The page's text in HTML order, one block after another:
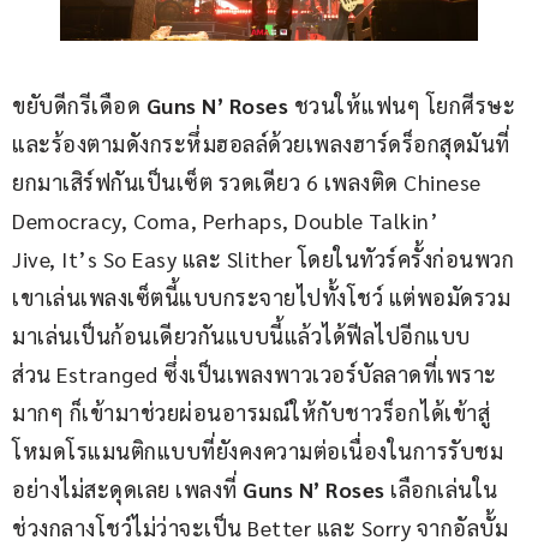
ขยับดีกรีเดือด Guns N’ Roses ชวนให้แฟนๆ โยกศีรษะ
และร้องตามดังกระหึ่มฮอลล์ด้วยเพลงฮาร์ดร็อกสุดมันที่
ยกมาเสิร์ฟกันเป็นเซ็ต รวดเดียว 6 เพลงติด Chinese
Democracy, Coma, Perhaps, Double Talkin’
Jive, It’s So Easy และ Slither โดยในทัวร์ครั้งก่อนพวก
เขาเล่นเพลงเซ็ตนี้แบบกระจายไปทั้งโชว์ แต่พอมัดรวม
มาเล่นเป็นก้อนเดียวกันแบบนี้แล้วได้ฟีลไปอีกแบบ
ส่วน Estranged ซึ่งเป็นเพลงพาวเวอร์บัลลาดที่เพราะ
มากๆ ก็เข้ามาช่วยผ่อนอารมณ์ให้กับชาวร็อกได้เข้าสู่
โหมดโรแมนติกแบบที่ยังคงความต่อเนื่องในการรับชม
อย่างไม่สะดุดเลย เพลงที่ Guns N’ Roses เลือกเล่นใน
ช่วงกลางโชว์ไม่ว่าจะเป็น Better และ Sorry จากอัลบั้ม